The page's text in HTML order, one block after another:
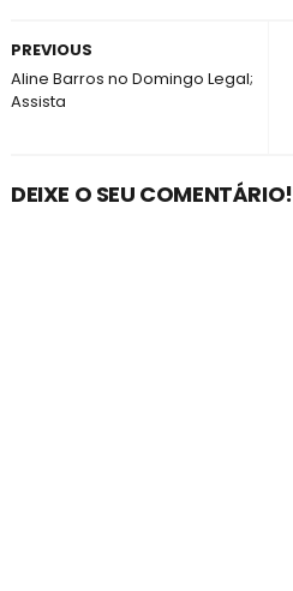
PREVIOUS
Aline Barros no Domingo Legal;
Assista
DEIXE O SEU COMENTÁRIO!